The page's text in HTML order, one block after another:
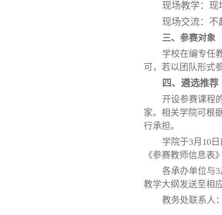
现场教学：现
现场交流：不
三、参赛对象
学校在编专任
可，若以团队形式
四、遴选推荐
开设参赛课程
家。相关学院可根
行承担。
学院于3月10
《参赛教师信息表
各承办单位与
教学大纲发送至相
教务处联系人